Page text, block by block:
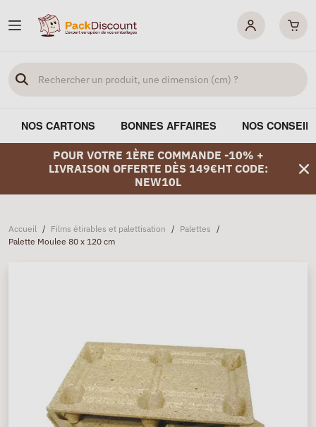
NOS CARTONS BONNES AFFAIRES NOS
POUR VOTRE 1ÈRE COMMANDE -10% +
LIVRAISON OFFERTE DÈS 149€HT CODE:
NEW10L
Accueil / Films étirables et palettisation / Palettes /
Palette Moulee 80 x 120 cm